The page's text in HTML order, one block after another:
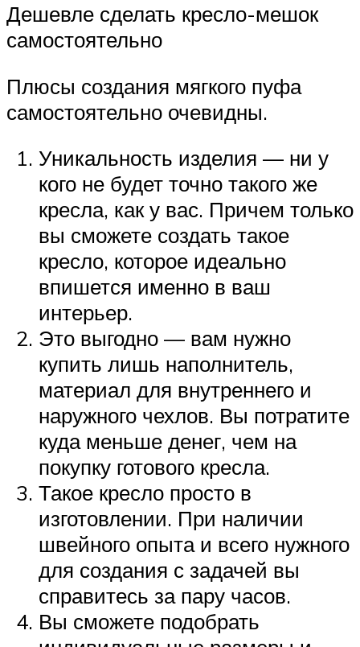
Дешевле сделать кресло-мешок
самостоятельно
Плюсы создания мягкого пуфа
самостоятельно очевидны.
Уникальность изделия — ни у
кого не будет точно такого же
кресла, как у вас. Причем только
вы сможете создать такое
кресло, которое идеально
впишется именно в ваш
интерьер.
Это выгодно — вам нужно
купить лишь наполнитель,
материал для внутреннего и
наружного чехлов. Вы потратите
куда меньше денег, чем на
покупку готового кресла.
Такое кресло просто в
изготовлении. При наличии
швейного опыта и всего нужного
для создания с задачей вы
справитесь за пару часов.
Вы сможете подобрать